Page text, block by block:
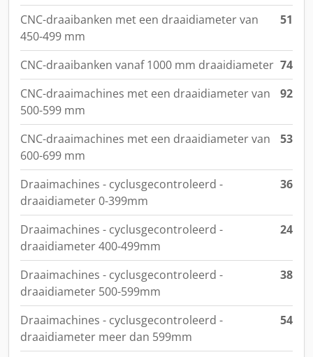
CNC-draaibanken met een draaidiameter van
450-499 mm
51
CNC-draaibanken vanaf 1000 mm draaidiameter 74
CNC-draaimachines met een draaidiameter van
500-599 mm
92
CNC-draaimachines met een draaidiameter van
600-699 mm
53
Draaimachines - cyclusgecontroleerd -
draaidiameter 0-399mm
36
Draaimachines - cyclusgecontroleerd -
draaidiameter 400-499mm
24
Draaimachines - cyclusgecontroleerd -
draaidiameter 500-599mm
38
Draaimachines - cyclusgecontroleerd -
draaidiameter meer dan 599mm
54